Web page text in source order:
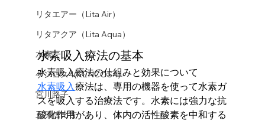
リタエアー（Lita Air）
リタアクア（Lita Aqua）
水素
ケンコス4(KENCOS4)
宮川路子
三羽信比古
水素吸入療法の基本
水素吸入療法の仕組みと効果について
水素吸入療法は、専用の機器を使って水素ガ
スを吸入する治療法です。水素には強力な抗
酸化作用があり、体内の活性酸素を中和する